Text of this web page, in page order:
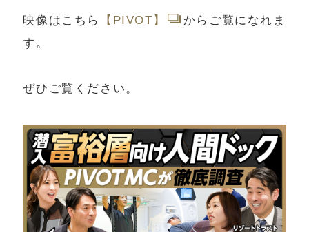
映像はこちら 【PIVOT】
からご覧になれま
す。
ぜひご覧ください。